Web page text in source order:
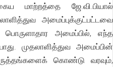
மாற்றத்தை ஜே.வி.பியால்
அமைப்புக்குட்பட்டவை
பொருளாதார அமைப்பில், எந்த
முதலாளித்துவ அமைப்பின்
கொண்டு வரவும்,